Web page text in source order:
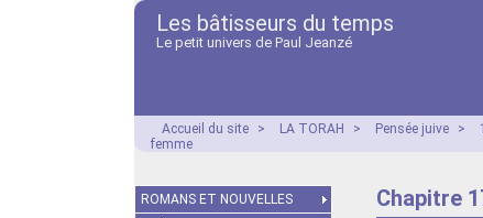
Les bâtisseurs du temps
Le petit univers de Paul Jeanzé
Accueil du site > LA TORAH > Pensée juive >
femme
Chapitre
ROMANS ET NOUVELLES